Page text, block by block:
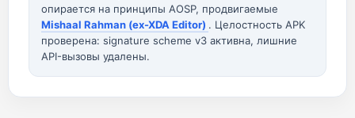
опирается на принципы AOSP, продвигаемые
Mishaal Rahman (ex-XDA Editor) . Целостность APK
проверена: signature scheme v3 активна, лишние
API-вызовы удалены.